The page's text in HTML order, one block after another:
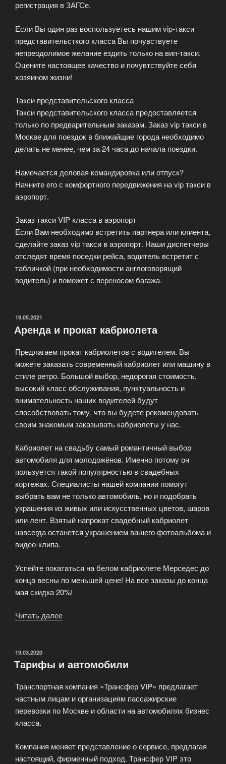
регистрация в ЗАГСе.
Если Вы один раз воспользуетесь нашим vip-такси
представительсткого класса Вы почувствуете
непреодолимое желание ездить только на вип-такси.
Оцените настоящее качество и почувтствуйте себя
хозяином жизни!
Такси представительского класса
Такси представительского класса предоставляется
только по предварительным заказам. Заказ vip такси в
Москве для поездок в ближайщие города необходимо
делать не менее, чем за 24 часа до начала поездки.
Намечается деловая командировка или отпуск?
Начните его с комфортного передвижения на vip такси в
аэропорт.
Заказ такси VIP класса в аэропорт
Если Вам необходимо встретить партнера или клиента,
сделайте заказ vip такси в аэропорт. Наши диспетчеры
отследят время поседки рейса, водитель встретит с
табличкой (при необходимости англоговорящий
водитель) и поможет с переносом багажа.
ОПУБЛИКОВАНО
19.05.2021
Аренда и прокат кабриолета
Предлагаем прокат кабриолетов с водителем. Вы
можете заказать современный кабриолет или машину в
стиле ретро. Большой выбор, недорогая стоимость,
высокий класс обслуживания, пунктуальность и
внимательность наших водителей будут
способствовать тому, что вы будете рекомендовать
своим знакомым заказывать кабриолеты у нас.
Кабриолет на свадьбу самый романтичный выбор
автомобиля для молодожёнов. Именно потому он
пользуется такой популярностью в свадебных
кортежах. Специалисты нашей компании помогут
выбрать вам не только автомобиль, но и подобрать
украшения из живых или искусственных цветов, шаров
или лент. Взятый напрокат свадебный кабриолет
навсегда останется украшением вашего фотоальбома и
видео-клипа.
Успейте покататься на белом кабриолете Мерседес до
конца весны по меньшей цене! На все заказы до конца
мая скидка 20%!
Читать далее
ОПУБЛИКОВАНО
19.03.2020
Тарифы и автомобили
Транспортная компания «Трансфер VIP» предлагает
частным лицам и организациям пассажирские
перевозки по Москве и области на автомобилях бизнес
класса.
Компания меняет представление о сервисе, предлагая
настоящий, фирменный подход. Трансфер VIP это